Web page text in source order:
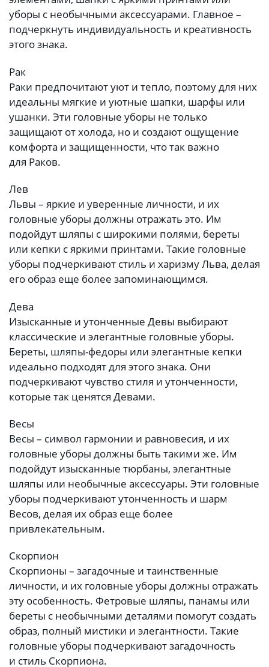
уборы с необычными аксессуарами. Главное –
подчеркнуть индивидуальность и креативность
этого знака.
Рак
Раки предпочитают уют и тепло, поэтому для них
идеальны мягкие и уютные шапки, шарфы или
ушанки. Эти головные уборы не только
защищают от холода, но и создают ощущение
комфорта и защищенности, что так важно
для Раков.
Лев
Львы – яркие и уверенные личности, и их
головные уборы должны отражать это. Им
подойдут шляпы с широкими полями, береты
или кепки с яркими принтами. Такие головные
уборы подчеркивают стиль и харизму Льва, делая
его образ еще более запоминающимся.
Дева
Изысканные и утонченные Девы выбирают
классические и элегантные головные уборы.
Береты, шляпы-федоры или элегантные кепки
идеально подходят для этого знака. Они
подчеркивают чувство стиля и утонченности,
которые так ценятся Девами.
Весы
Весы – символ гармонии и равновесия, и их
головные уборы должны быть такими же. Им
подойдут изысканные тюрбаны, элегантные
шляпы или необычные аксессуары. Эти головные
уборы подчеркивают утонченность и шарм
Весов, делая их образ еще более
привлекательным.
Скорпион
Скорпионы – загадочные и таинственные
личности, и их головные уборы должны отражать
эту особенность. Фетровые шляпы, панамы или
береты с необычными деталями помогут создать
образ, полный мистики и элегантности. Такие
головные уборы подчеркивают загадочность
и стиль Скорпиона.